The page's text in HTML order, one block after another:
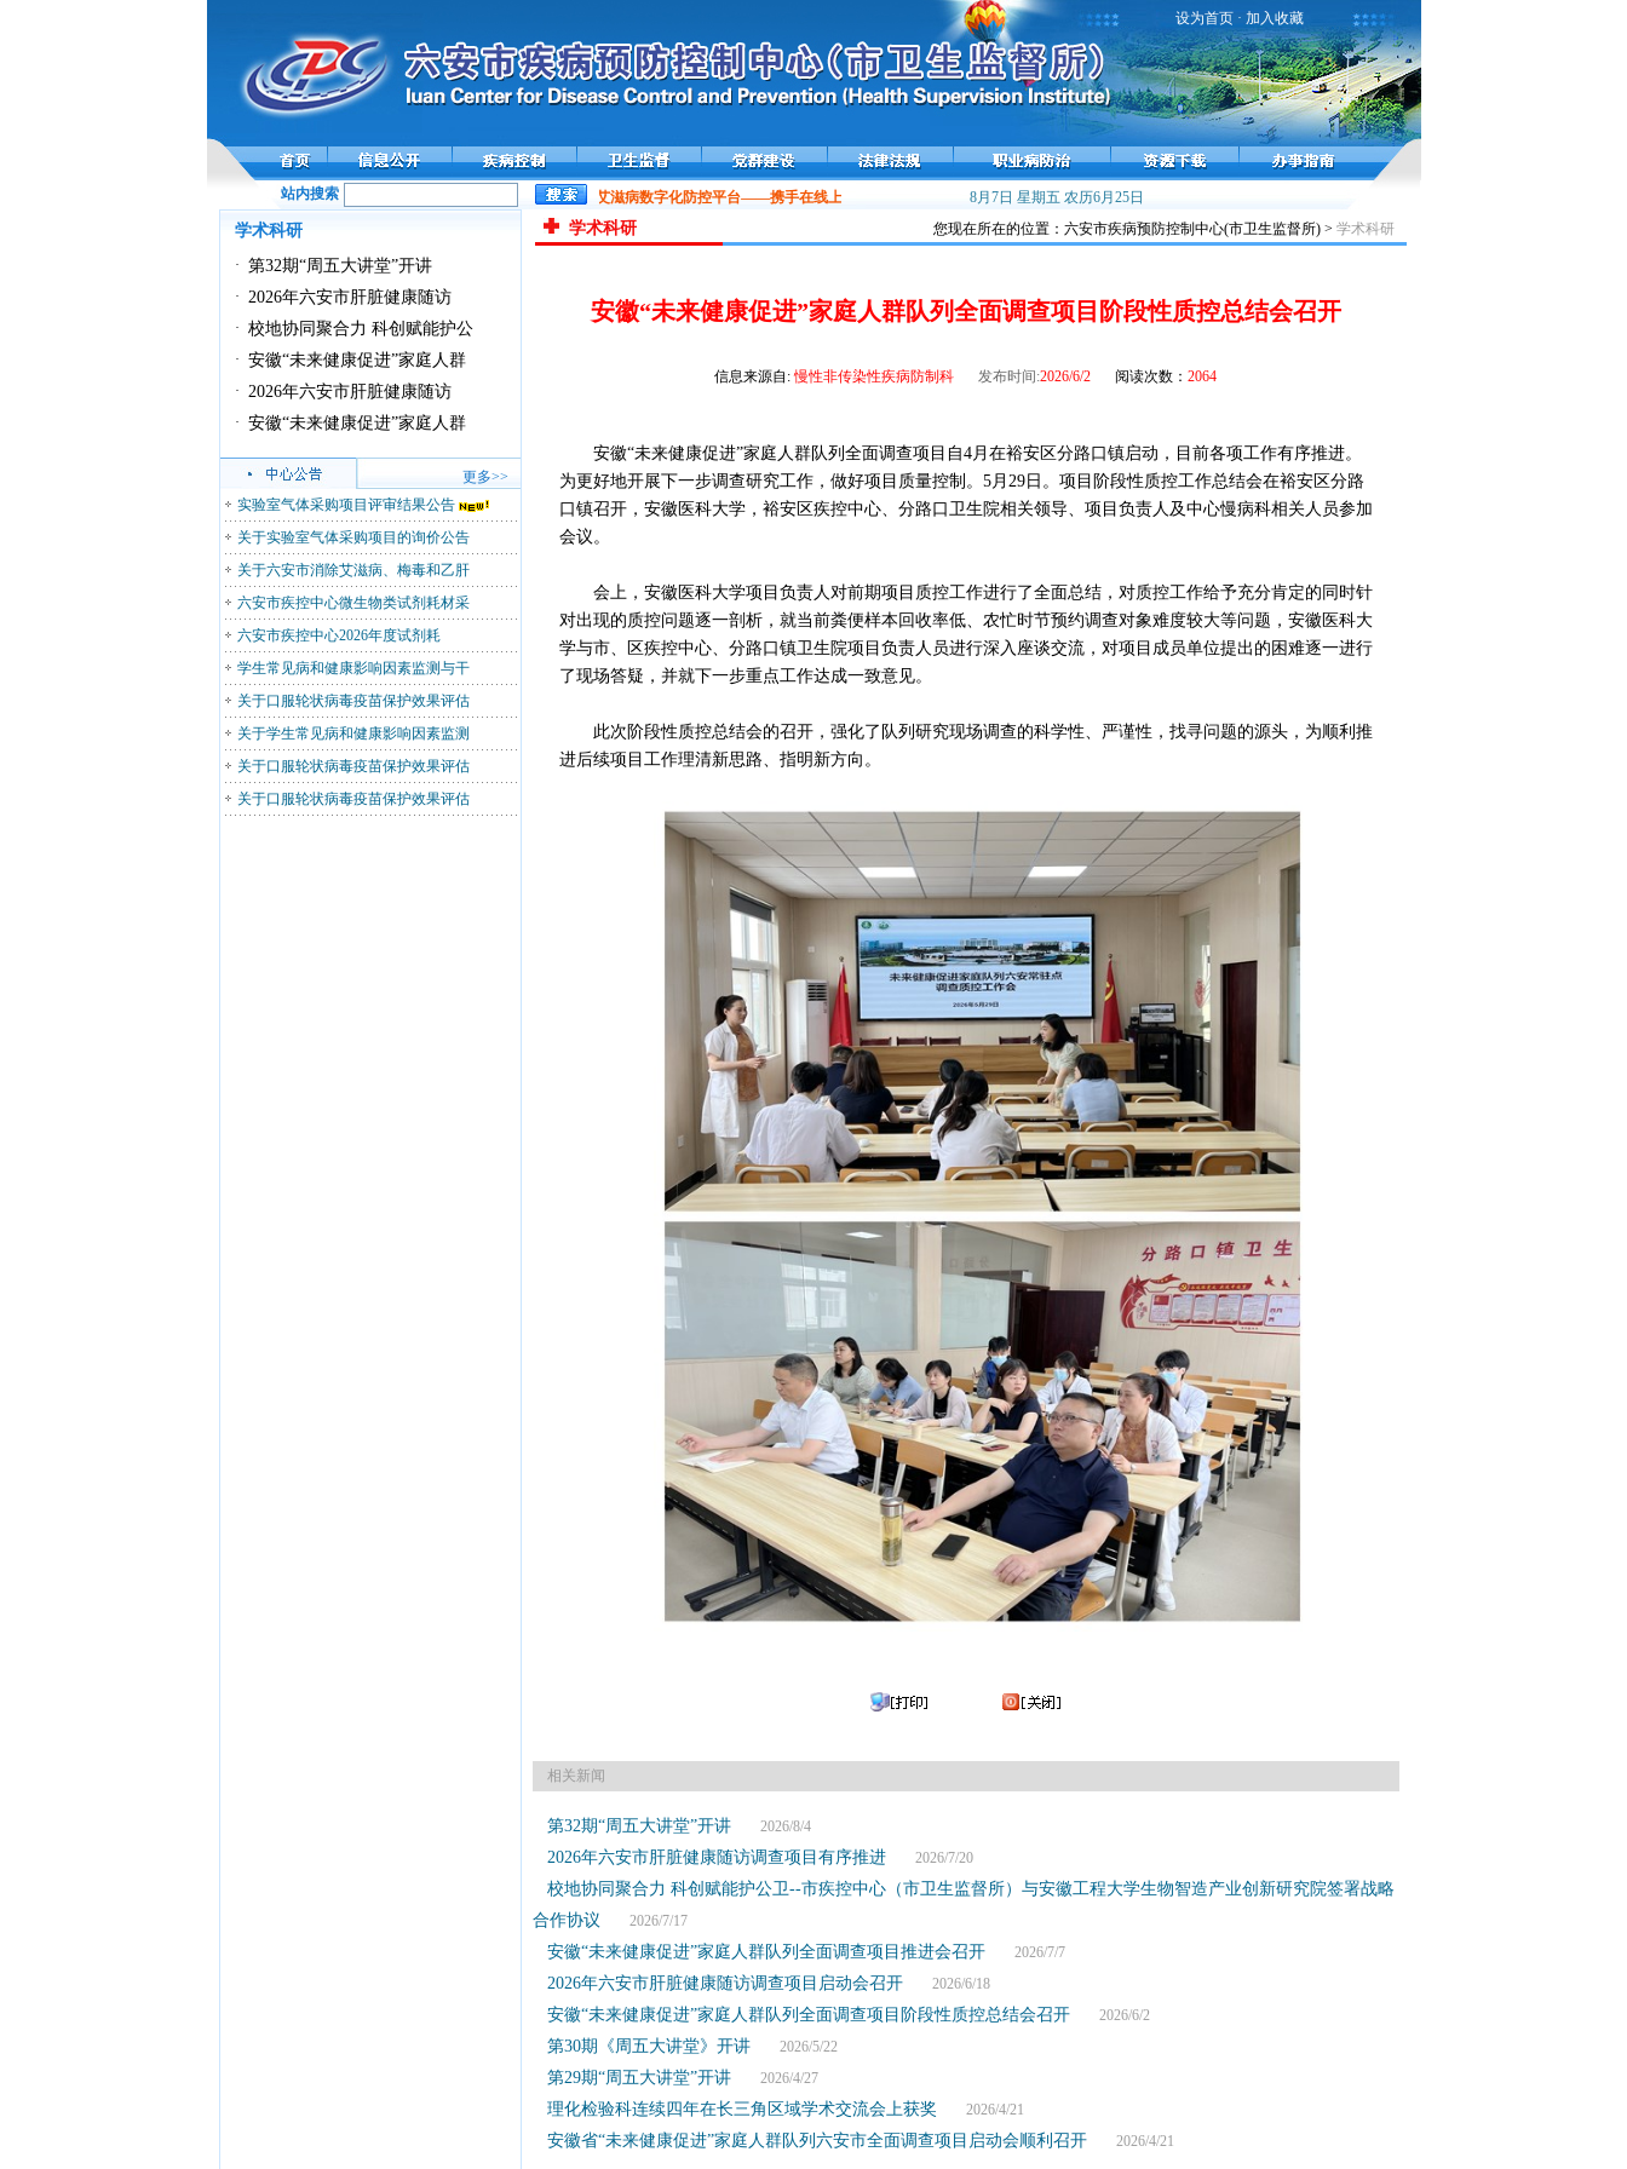
设为首页· 加入收藏
站内搜索 全国性病艾滋病数字化防控平台——携手在线上线运行 流感流行高峰，接种疫苗预防流感！ 雾霾天气健康提示
8月7日 星期五农历6月25日
学术科研
· 第32期“周五大讲堂”开讲
· 2026年六安市肝脏健康随访
· 校地协同聚合力 科创赋能护公
· 安徽“未来健康促进”家庭人群
· 2026年六安市肝脏健康随访
· 安徽“未来健康促进”家庭人群
更多>>
实验室气体采购项目评审结果公告
关于实验室气体采购项目的询价公告
关于六安市消除艾滋病、梅毒和乙肝
六安市疾控中心微生物类试剂耗材采
六安市疾控中心2026年度试剂耗
学生常见病和健康影响因素监测与干
关于口服轮状病毒疫苗保护效果评估
关于学生常见病和健康影响因素监测
关于口服轮状病毒疫苗保护效果评估
关于口服轮状病毒疫苗保护效果评估
学术科研 您现在所在的位置：六安市疾病预防控制中心(市卫生监督所) > 学术科研
安徽“未来健康促进”家庭人群队列全面调查项目阶段性质控总结会召开
信息来源自:慢性非传染性疾病防制科 发布时间:2026/6/2 阅读次数： 2064
安徽“未来健康促进”家庭人群队列全面调查项目自4月在裕安区分路口镇启动，目前各项工作有序推进。
为更好地开展下一步调查研究工作，做好项目质量控制。5月29日。项目阶段性质控工作总结会在裕安区分路
口镇召开，安徽医科大学，裕安区疾控中心、分路口卫生院相关领导、项目负责人及中心慢病科相关人员参加
会议。
会上，安徽医科大学项目负责人对前期项目质控工作进行了全面总结，对质控工作给予充分肯定的同时针
对出现的质控问题逐一剖析，就当前粪便样本回收率低、农忙时节预约调查对象难度较大等问题，安徽医科大
学与市、区疾控中心、分路口镇卫生院项目负责人员进行深入座谈交流，对项目成员单位提出的困难逐一进行
了现场答疑，并就下一步重点工作达成一致意见。
此次阶段性质控总结会的召开，强化了队列研究现场调查的科学性、严谨性，找寻问题的源头，为顺利推
进后续项目工作理清新思路、指明新方向。
相关新闻
第32期“周五大讲堂”开讲2026/8/4
2026年六安市肝脏健康随访调查项目有序推进2026/7/20
校地协同聚合力 科创赋能护公卫--市疾控中心（市卫生监督所）与安徽工程大学生物智造产业创新研究院签署战略
合作协议 2026/7/17
安徽“未来健康促进”家庭人群队列全面调查项目推进会召开2026/7/7
2026年六安市肝脏健康随访调查项目启动会召开2026/6/18
安徽“未来健康促进”家庭人群队列全面调查项目阶段性质控总结会召开2026/6/2
第30期《周五大讲堂》开讲2026/5/22
第29期“周五大讲堂”开讲2026/4/27
理化检验科连续四年在长三角区域学术交流会上获奖 2026/4/21
安徽省“未来健康促进”家庭人群队列六安市全面调查项目启动会顺利召开2026/4/21